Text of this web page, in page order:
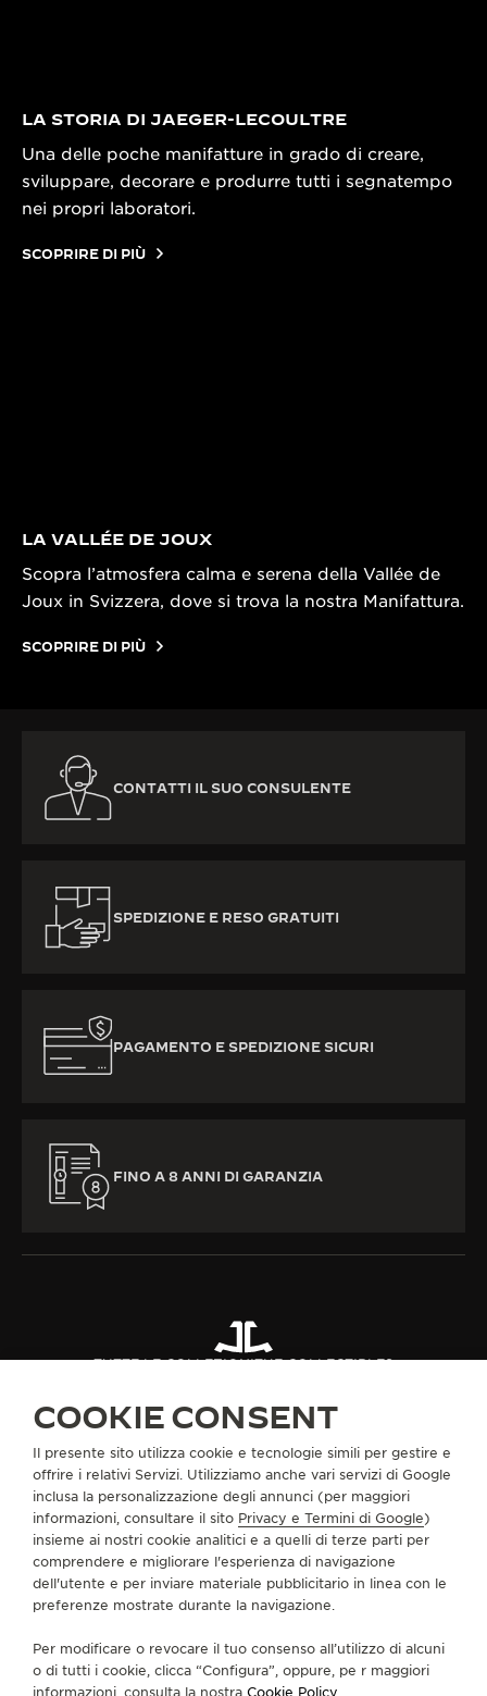
LA STORIA DI JAEGER-LECOULTRE
Una delle poche manifatture in grado di creare,
sviluppare, decorare e produrre tutti i segnatempo
nei propri laboratori.
SCOPRIRE DI PIÙ
LA VALLÉE DE JOUX
Scopra l’atmosfera calma e serena della Vallée de
Joux in Svizzera, dove si trova la nostra Manifattura.
SCOPRIRE DI PIÙ
CONTATTI IL SUO CONSULENTE
SPEDIZIONE E RESO GRATUITI
PAGAMENTO E SPEDIZIONE SICURI
FINO A 8 ANNI DI GARANZIA
TUTTE LE COLLEZIONITHE COLLECTIBLES
VAI ALLA PAGINA INSTAGRAM DI JAEGER-
VAI ALLA PAGINA LINKEDIN DI JAEGER-
VAI ALLA PAGINA FACEBOOK DI
VAI ALLA PAGINA YOUTUBE
VAI ALLA PAGINA
VAI ALLA PAGINA
INFORMAZIONI SU DI NOI
SERVIZI
CONTATTI
COOKIE CONSENT
Il presente sito utilizza cookie e tecnologie simili per gestire e
offrire i relativi Servizi. Utilizziamo anche vari servizi di Google
inclusa la personalizzazione degli annunci (per maggiori
informazioni, consultare il sito Privacy e Termini di Google)
insieme ai nostri cookie analitici e a quelli di terze parti per
comprendere e migliorare l'esperienza di navigazione
dell'utente e per inviare materiale pubblicitario in linea con le
preferenze mostrate durante la navigazione.
Per modificare o revocare il tuo consenso all’utilizzo di alcuni
o di tutti i cookie, clicca “Configura”, oppure, pe r maggiori
informazioni, consulta la nostra Cookie Policy